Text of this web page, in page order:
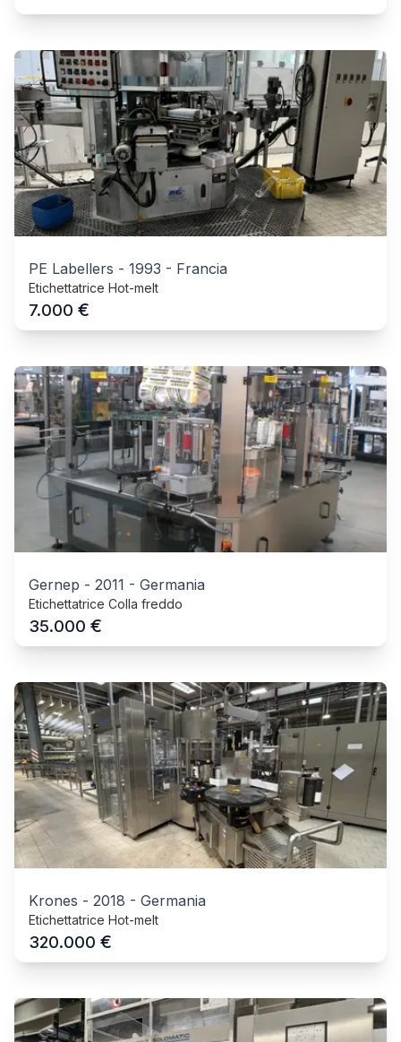
PE Labellers - 1993 - Francia
Etichettatrice Hot-melt
7.000 €
Gernep - 2011 - Germania
Etichettatrice Colla freddo
35.000 €
Krones - 2018 - Germania
Etichettatrice Hot-melt
320.000 €